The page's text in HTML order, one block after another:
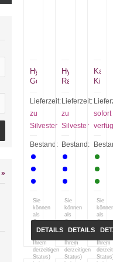
Hypermaze
Goldglitter
Lieferzeit:
zu
Silvester
Bestand:
Sie
können
als
Gast
(bzw.
Ihrem
derzeitigen
Status)
DETAILS
Hypermaze
Rainbow
Lieferzeit:
zu
Silvester
Bestand:
Sie
können
als
Gast
(bzw.
Ihrem
derzeitigen
Status)
DETAILS
Kiss
sofort
Sie
als
Gast
(bzw.
Ihrem
»